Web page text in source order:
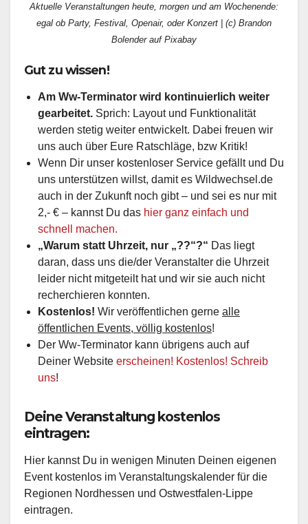
Aktuelle Veranstaltungen heute, morgen und am Wochenende:
egal ob Party, Festival, Openair, oder Konzert | (c) Brandon
Bolender auf Pixabay
Gut zu wissen!
Am Ww-Terminator wird kontinuierlich weiter
gearbeitet. Sprich: Layout und Funktionalität
werden stetig weiter entwickelt. Dabei freuen wir
uns auch über Eure Ratschläge, bzw Kritik!
Wenn Dir unser kostenloser Service gefällt und Du
uns unterstützen willst, damit es Wildwechsel.de
auch in der Zukunft noch gibt – und sei es nur mit
2,- € – kannst Du das hier ganz einfach und
schnell machen.
„Warum statt Uhrzeit, nur „??“?“ Das liegt
daran, dass uns die/der Veranstalter die Uhrzeit
leider nicht mitgeteilt hat und wir sie auch nicht
recherchieren konnten.
Kostenlos! Wir veröffentlichen gerne alle
öffentlichen Events, völlig kostenlos!
Der Ww-Terminator kann übrigens auch auf
Deiner Website erscheinen! Kostenlos! Schreib
uns!
Deine Veranstaltung kostenlos
eintragen:
Hier kannst Du in wenigen Minuten Deinen eigenen
Event kostenlos im Veranstaltungskalender für die
Regionen Nordhessen und Ostwestfalen-Lippe
eintragen.